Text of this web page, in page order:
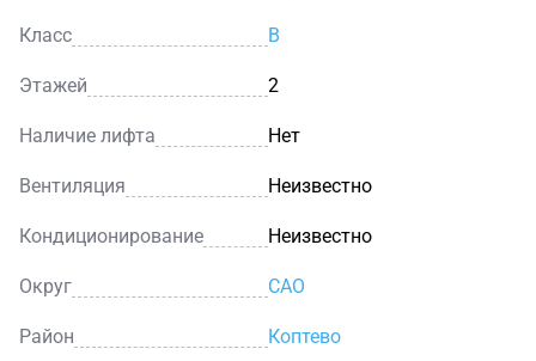
Класс B
Этажей 2
Наличие лифта Нет
Вентиляция Неизвестно
Кондиционирование Неизвестно
Округ САО
Район Коптево